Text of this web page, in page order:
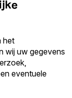
het
wij uw gegevens
eventuele